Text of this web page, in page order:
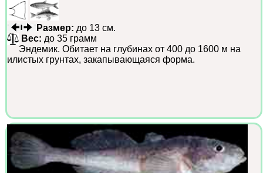
Размер: до 13 см.
Вес: до 35 грамм
Эндемик. Обитает на глубинах от 400 до 1600 м на
илистых грунтах, закапывающаяся форма.